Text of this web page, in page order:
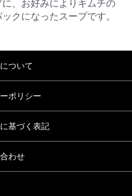
、お好みによりキムチの
クになったスープです。
ついて
ポリシー
基づく表記
わせ